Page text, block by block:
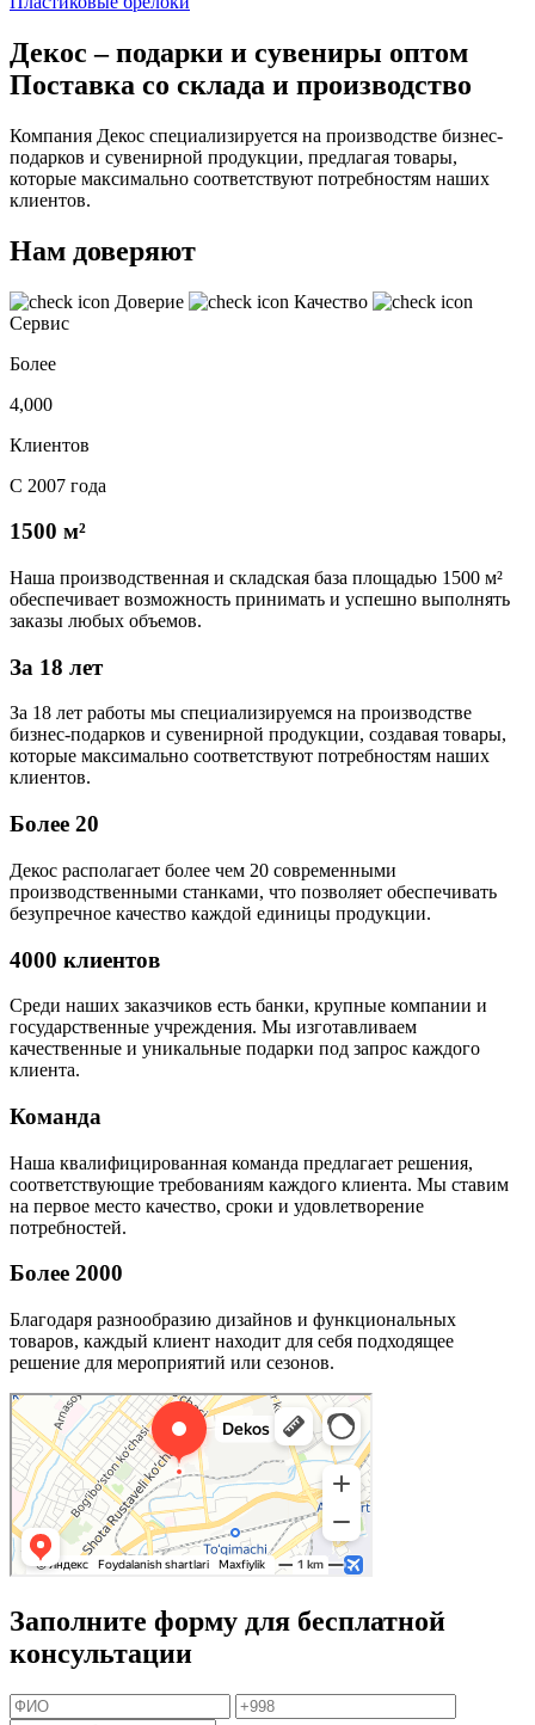
Декос – подарки и сувениры оптом
Поставка со склада и производство
Компания Декос специализируется на производстве бизнес-
подарков и сувенирной продукции, предлагая товары,
которые максимально соответствуют потребностям наших
клиентов.
Нам доверяют
Доверие
Качество
Сервис
Более
4,000
Клиентов
С 2007 года
1500 м²
Наша производственная и складская база площадью 1500 м²
обеспечивает возможность принимать и успешно выполнять
заказы любых объемов.
За 18 лет
За 18 лет работы мы специализируемся на производстве
бизнес-подарков и сувенирной продукции, создавая товары,
которые максимально соответствуют потребностям наших
клиентов.
Более 20
Декос располагает более чем 20 современными
производственными станками, что позволяет обеспечивать
безупречное качество каждой единицы продукции.
4000 клиентов
Среди наших заказчиков есть банки, крупные компании и
государственные учреждения. Мы изготавливаем
качественные и уникальные подарки под запрос каждого
клиента.
Команда
Наша квалифицированная команда предлагает решения,
соответствующие требованиям каждого клиента. Мы ставим
на первое место качество, сроки и удовлетворение
потребностей.
Более 2000
Благодаря разнообразию дизайнов и функциональных
товаров, каждый клиент находит для себя подходящее
решение для мероприятий или сезонов.
Заполните форму для бесплатной
консультации